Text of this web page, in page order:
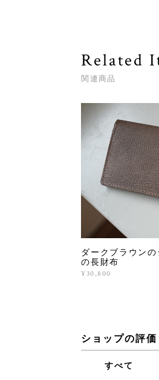
Related
関連商品
ダークブラウン
の長財布
¥30,800
ショップの評価
すべて